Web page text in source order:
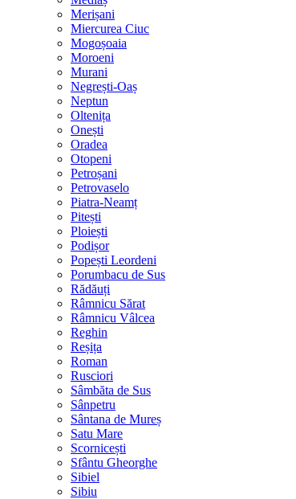
Merișani
Miercurea Ciuc
Mogoșoaia
Moroeni
Murani
Negrești-Oaș
Neptun
Oltenița
Onești
Oradea
Otopeni
Petroșani
Petrovaselo
Piatra-Neamț
Pitești
Ploiești
Podișor
Popești Leordeni
Porumbacu de Sus
Rădăuți
Râmnicu Sărat
Râmnicu Vâlcea
Reghin
Reșița
Roman
Rusciori
Sâmbăta de Sus
Sânpetru
Sântana de Mureș
Satu Mare
Scornicești
Sfântu Gheorghe
Sibiel
Sibiu